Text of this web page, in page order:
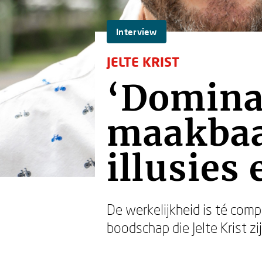
Interview
JELTE KRIST
illusies
De werkelijkheid is té
boodschap die Jelte Krist